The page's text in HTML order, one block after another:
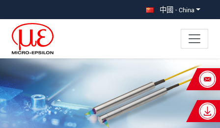
中國 - China
×
Your request for: IFS2403 混合传感器
称谓*